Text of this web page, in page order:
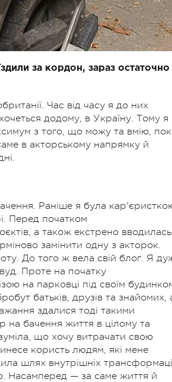
за кордон, зараз остаточно
Час від часу я до них
додому, в Україну. Тому я
з того, що можу та вмію,
в акторському напрямку й
Раніше я була
Перед початком
а також екстрено
замінити одну з акторок.
До того ж вела свій блог. Я
Проте на початку
на парковці під своїм
батьків, друзів та знайомих,
здалися тоді такими
на бачення життя в цілому та
що хочу витрачати свою
користь людям, які мене
шлях внутрішніх
Насамперед — за саме життя й